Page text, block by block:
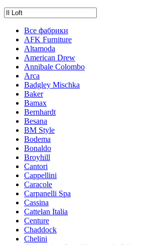
Все фабрики
AFK Furniture
Altamoda
American Drew
Annibale Colombo
Arca
Badgley Mischka
Baker
Bamax
Bernhardt
Besana
BM Style
Bodema
Bonaldo
Broyhill
Cantori
Cappellini
Caracole
Carpanelli Spa
Cassina
Cattelan Italia
Centure
Chaddock
Chelini